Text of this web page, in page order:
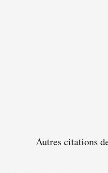
Autres citations